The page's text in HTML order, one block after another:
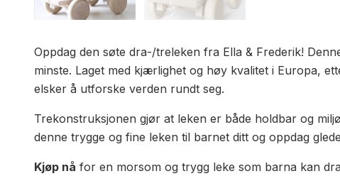
Oppdag den søte dra-/treleken fra Ella & Frederik!
minste. Laget med kjærlighet og høy kvalitet i Europa,
elsker å utforske verden rundt seg.
Trekonstruksjonen gjør at leken er både holdbar og
denne trygge og fine leken til barnet ditt og oppdag
Kjøp nå for en morsom og trygg leke som barna kan